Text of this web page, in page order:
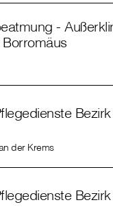
-
der Krems